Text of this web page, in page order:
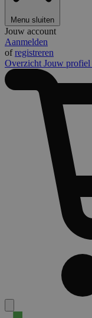
Menu sluiten
Jouw account
Aanmelden
ofregistreren
Overzicht Jouw profiel